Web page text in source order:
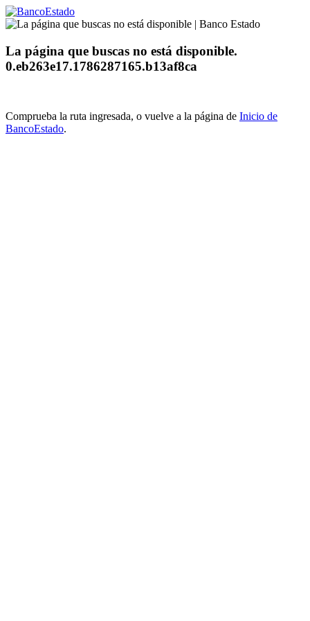
La página que buscas no está disponible.
0.eb263e17.1786287165.b13af8ca
Comprueba la ruta ingresada, o vuelve a la página de Inicio de
BancoEstado.